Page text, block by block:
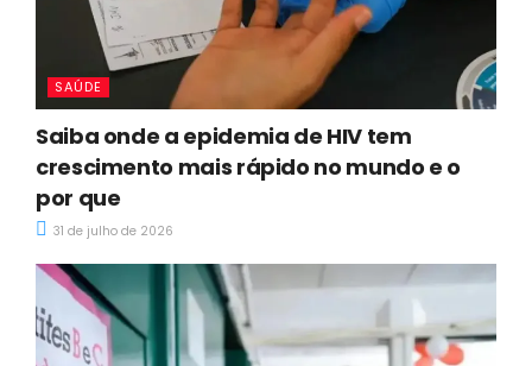
SAÚDE
Saiba onde a epidemia de HIV tem
crescimento mais rápido no mundo e o
por que
31 de julho de 2026